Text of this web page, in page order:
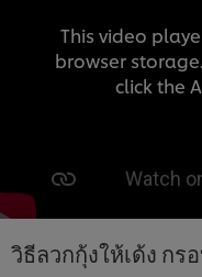
This video
browser
click the
วิธีลวกกุ้งให้เด้ง ก